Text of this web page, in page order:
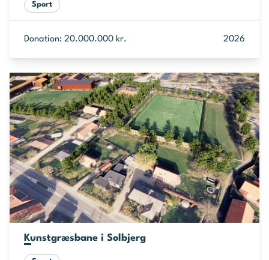
Sport
Donation: 20.000.000 kr. 2026
Kunstgræsbane i Solbjerg